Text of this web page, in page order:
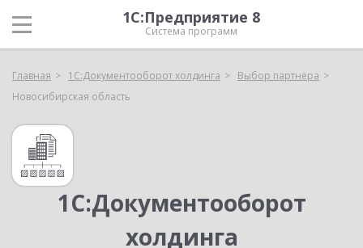
1С:Предприятие 8
Система программ
Главная 1С:Документооборот холдинга
Выбор партнёра
Новосибирская область
1С:Документооборот
холдинга